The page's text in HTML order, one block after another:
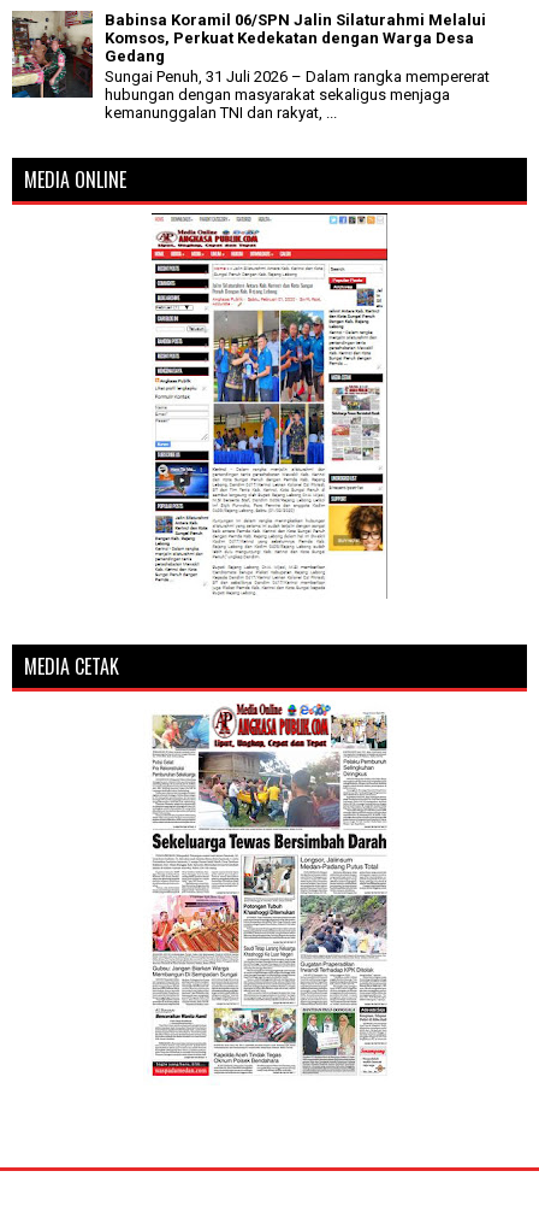
Babinsa Koramil 06/SPN Jalin Silaturahmi Melalui
Komsos, Perkuat Kedekatan dengan Warga Desa
Gedang
Sungai Penuh, 31 Juli 2026 – Dalam rangka mempererat
hubungan dengan masyarakat sekaligus menjaga
kemanunggalan TNI dan rakyat, ...
MEDIA ONLINE
MEDIA CETAK